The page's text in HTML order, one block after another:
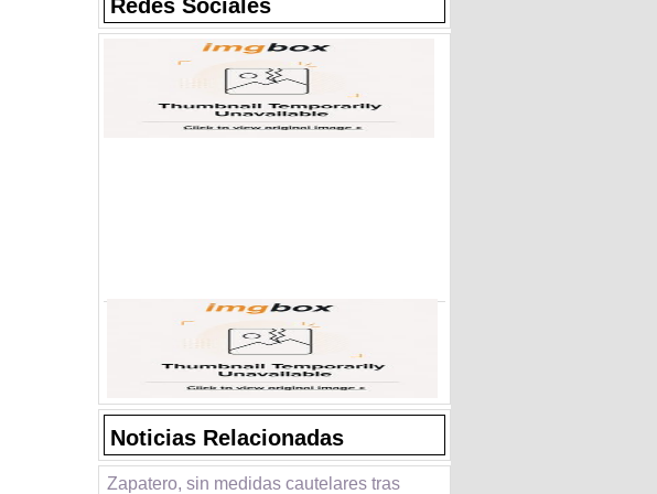
Redes Sociales
Noticias Relacionadas
Zapatero, sin medidas cautelares tras